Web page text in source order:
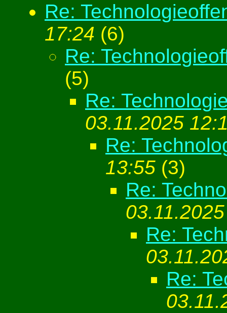
Re:
17:24 (6)
Re:
(5)
Re:
03.11.2025
Re:
13:55 (3)
Re:
Re:
Re: